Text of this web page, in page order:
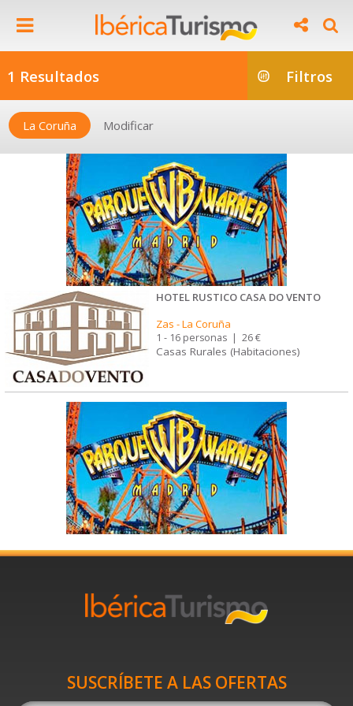
1 Resultados Filtros
La Coruña Modificar
HOTEL RUSTICO CASA DO VENTO
Zas -La Coruña
1 - 16 personas | 26 €
Casas Rurales (Habitaciones)
SUSCRÍBETE A LAS OFERTAS